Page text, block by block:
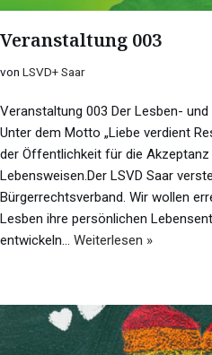
Veranstaltung 003
von LSVD+ Saar
Veranstaltung 003 Der Lesben-
Unter dem Motto „Liebe verdient
der Öffentlichkeit für die
Lebensweisen.Der LSVD Saar
Bürgerrechtsverband. Wir wollen
Lesben ihre persönlichen
entwickeln… Weiterlesen »